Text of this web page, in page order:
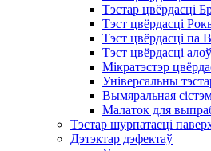
Тэстар цвёрдасці
Тэст цвёрдасці
Тэст цвёрдасці па
Тэст цвёрдасці
Мікратэстэр
Універсальны
Вымяральная
Малаток для
Тэстар шурпатасці
Дэтэктар дэфектаў